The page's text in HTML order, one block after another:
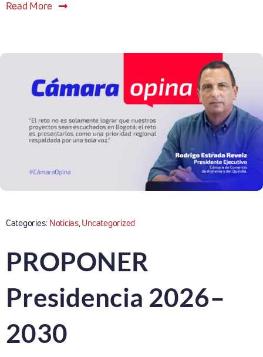
Read More
Categories: Noticias,Uncategorized
PROPONER
Presidencia 2026–
2030